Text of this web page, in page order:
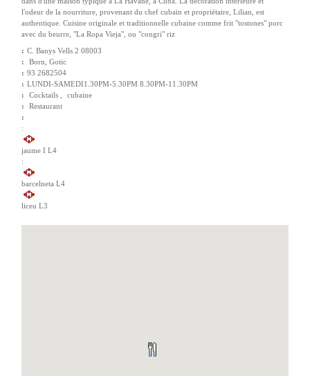
l'odeur de la nourriture, provenant du chef cubain et propriétaire, Lilian, est
authentique. Cuisine originale et traditionnelle cubaine comme frit "tostones" porc
avec du beurre, "La Ropa Vieja", ou "congri" riz
: C. Banys Vells 2 08003
:
Born Gotic
: 93 2682504
: LUNDI-SAMEDI1.30PM-5.30PM 8.30PM-11.30PM
:
Cocktails ,
cubaine
:
Restaurant
:
:
jaume I L4
:
barcelneta L4
liceu L3